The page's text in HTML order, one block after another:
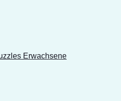
Erwachsene